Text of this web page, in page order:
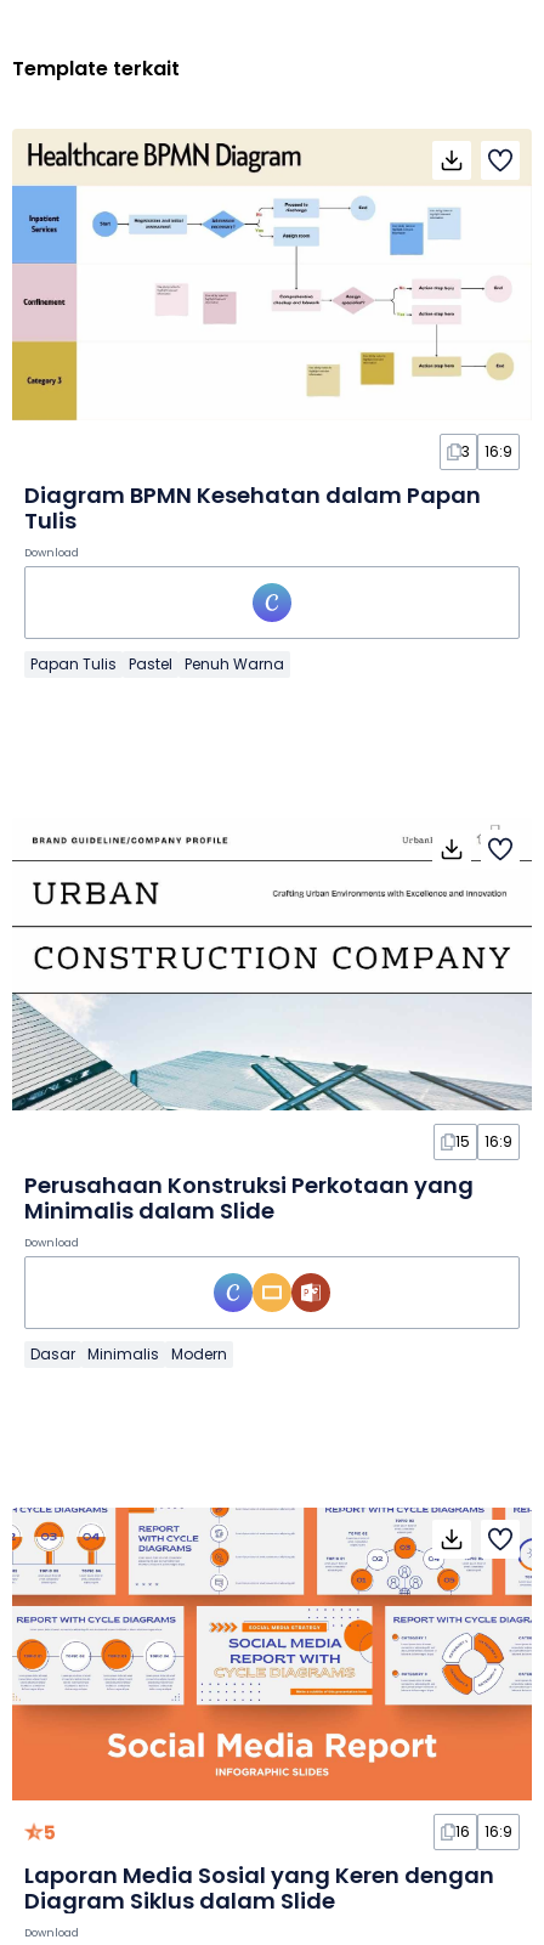
Template terkait
3 16:9
Diagram BPMN Kesehatan dalam Papan
Tulis
Download
Papan Tulis Pastel Penuh Warna
15 16:9
Perusahaan Konstruksi Perkotaan yang
Minimalis dalam Slide
Download
Dasar Minimalis Modern
5 16 16:9
Laporan Media Sosial yang Keren dengan
Diagram Siklus dalam Slide
Download